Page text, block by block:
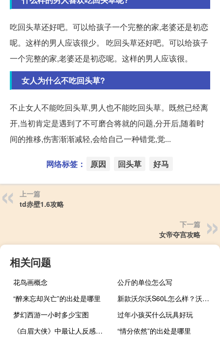
吃回头草还好吧。可以给孩子一个完整的家,老婆还是初恋
呢。这样的男人应该很少。 吃回头草还好吧。可以给孩子
一个完整的家,老婆还是初恋呢。这样的男人应该很。
女人为什么不吃回头草?
不止女人不能吃回头草,男人也不能吃回头草。既然已经离
开,当初肯定是遇到了不可磨合将就的问题,分开后,随着时
间的推移,伤害渐渐减轻,会给自己一种错觉,觉...
网络标签： 原因 回头草 好马
上一篇
td赤壁1.6攻略
下一篇
女帝夺宫攻略
相关问题
花鸟画概念
公斤的单位怎么写
“醉来忘却兴亡”的出处是哪里
新款沃尔沃S60L怎么样？沃尔沃2020新价格
梦幻西游一小时多少宝图
过年小孩买什么玩具好玩
《白眉大侠》中最让人反感的十大人物是谁
“情分依然”的出处是哪里